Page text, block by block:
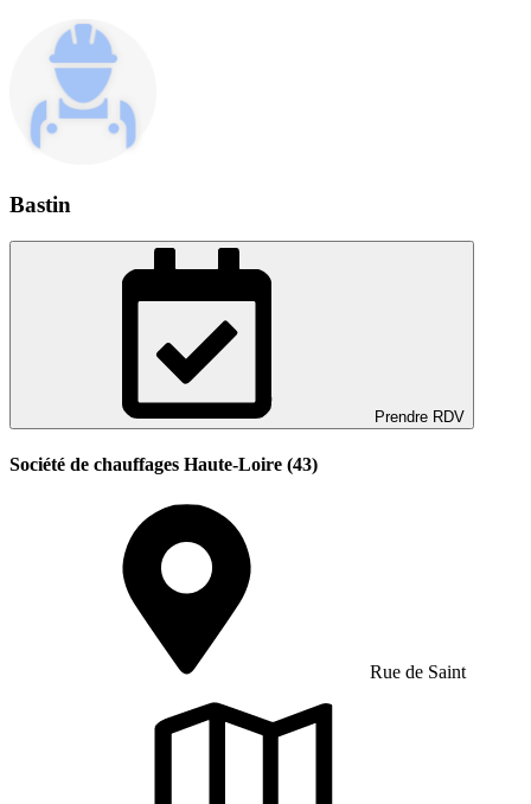
Bastin
Prendre RDV
Société de chauffages Haute-Loire (43)
Rue de Saint